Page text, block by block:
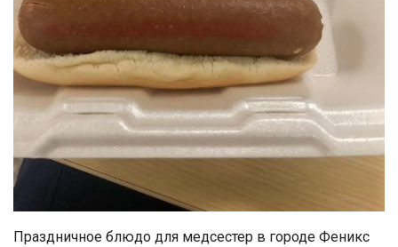
Праздничное блюдо для медсестер в городе Феникс